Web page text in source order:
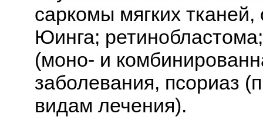
саркомы мягких
Юинга;
(моно- и
заболевания, псориаз
видам лечения).